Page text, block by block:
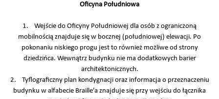
Oficyna Południowa
1. Wejście do Oficyny Południowej dla osób z ograniczoną
mobilnością znajduje się w bocznej (południowej) elewacji. Po
pokonaniu niskiego progu jest to również możliwe od strony
dziedzińca. Wewnątrz budynku nie ma dodatkowych barier
architektonicznych.
2. Tyflograficzny plan kondygnacji oraz informacja o przeznaczeniu
budynku w alfabecie Braille’a znajduje się przy wejściu do łącznika